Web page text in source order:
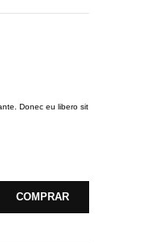
Donec eu libero sit
COMPRAR